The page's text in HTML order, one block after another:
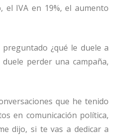
el IVA en 19%, el aumento
¿qué le duele a
perder una campaña,
que he tenido
en comunicación política,
dijo, si te vas a dedicar a